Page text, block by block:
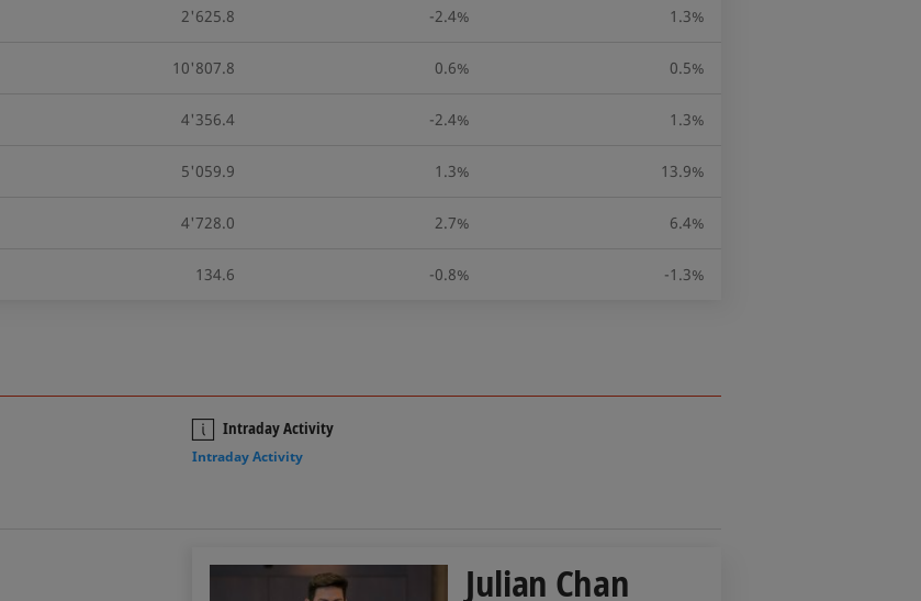
2'625.8 -2.4% 1.3%
10'807.8 0.6% 0.5%
4'356.4 -2.4% 1.3%
5'059.9 1.3% 13.9%
4'728.0 2.7% 6.4%
134.6 -0.8% -1.3%
Intraday Activity
Intraday Activity
Julian Chan